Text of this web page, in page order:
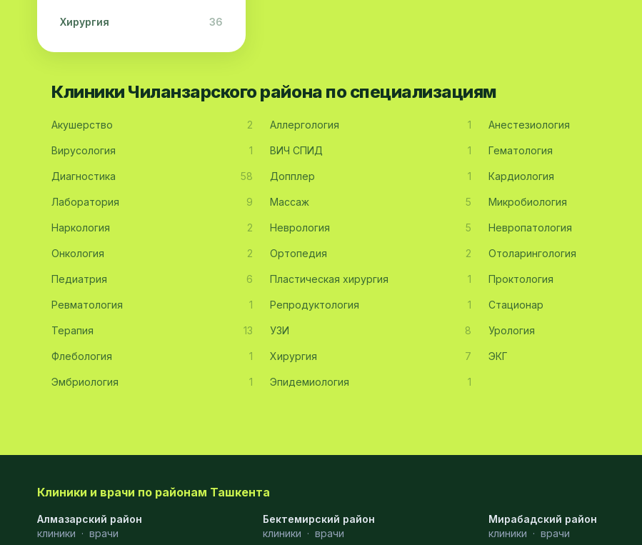
Хирургия 36
Физиотерапия 31
Эмбриология
Акушерство
Ортопедия
Массаж
Психология
Клиники Чиланзарского района по специализациям
Акушерство 2 Аллергология 1 Анестезиология
Вирусология 1 ВИЧ СПИД 1 Гематология
Диагностика 58 Допплер 1 Кардиология
Лаборатория 9 Массаж 5 Микробиология
Наркология 2 Неврология 5 Невропатология
Онкология 2 Ортопедия 2 Отоларингология
Педиатрия 6 Пластическая хирургия 1 Проктология
Ревматология 1 Репродуктология 1 Стационар
Терапия 13 УЗИ 8 Урология
Флебология 1 Хирургия 7 ЭКГ
Эмбриология 1 Эпидемиология 1
Клиники и врачи по районам Ташкента
Алмазарский район
клиники · врачи
Бектемирский район
клиники · врачи
Мирабадский район
клиники · врачи